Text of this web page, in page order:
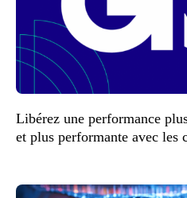
Libérez une performance
et plus performante avec les